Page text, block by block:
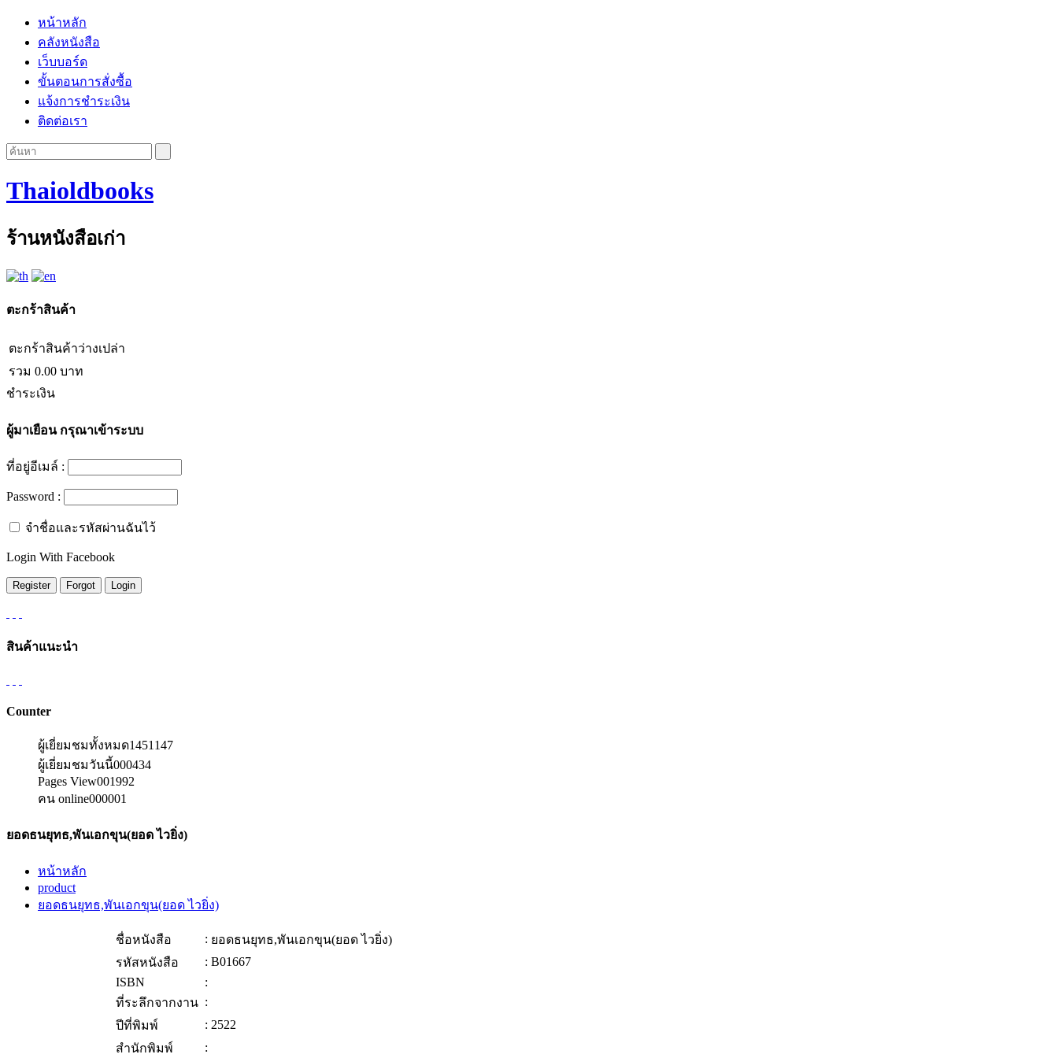
หน้าหลัก
คลังหนังสือ
เว็บบอร์ด
ขั้นตอนการสั่งซื้อ
แจ้งการชำระเงิน
ติดต่อเรา
Thaioldbooks
ร้านหนังสือเก่า
ตะกร้าสินค้า
ตะกร้าสินค้าว่างเปล่า
รวม 0.00 บาท
ชำระเงิน
ผู้มาเยือนกรุณาเข้าระบบ
ที่อยู่อีเมล์ :
Password :
จำชื่อและรหัสผ่านฉันไว้
Login With Facebook
สินค้าแนะนำ
Counter
ผู้เยี่ยมชมทั้งหมด1451147
ผู้เยี่ยมชมวันนี้000434
Pages View001992
คน online000001
ยอดธนยุทธ,พันเอกขุน(ยอด ไวยิ่ง)
หน้าหลัก
product
ยอดธนยุทธ,พันเอกขุน(ยอด ไวยิ่ง)
ชื่อหนังสือ : ยอดธนยุทธ,พันเอกขุน(ยอด ไวยิ่ง)
รหัสหนังสือ
: B01667
ISBN
:
ที่ระลึกจากงาน :
ปีที่พิมพ์
: 2522
สำนักพิมพ์
: